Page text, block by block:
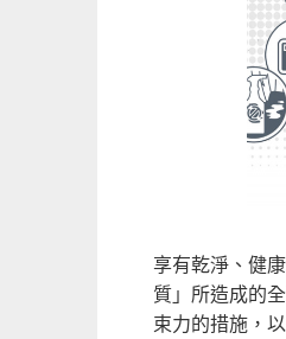
享有乾淨、健
質」所造成的
束力的措施，